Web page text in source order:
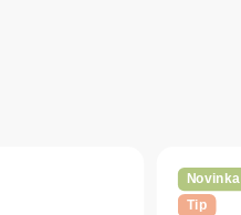
Novinka
Tip